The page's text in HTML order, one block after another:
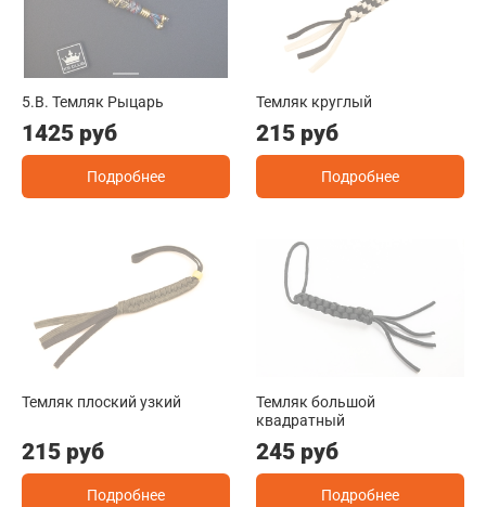
5.B. Темляк Рыцарь
1425 руб
Подробнее
Темляк круглый
215 руб
Подробнее
Темляк плоский узкий
215 руб
Подробнее
Темляк большой
квадратный
245 руб
Подробнее